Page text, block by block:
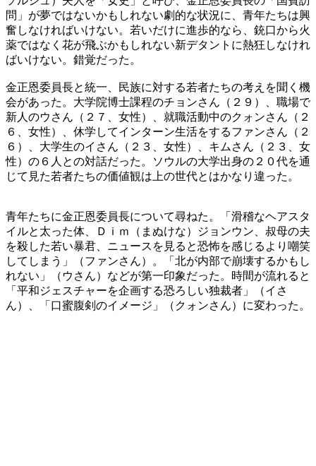
問」が夢ではないかもしれない劇的な状況に、青年たちは興
奮しなければいけない。若いだけに進歩的なら、銃口から火
薬ではなく花が飛ぶかもしれない新デタントに熱狂しなけれ
ばいけない。錯覚だった。
金正恩委員長と統一、民族に対する若者たちの考えを聞く機
会があった。大学院博士課程のチョンさん（２９）、職場で
新人のウさん（２７、女性）、就職活動中のクォンさん（２
６、女性）、休学してインターン生活をするファンさん（２
６）、大学生のイさん（２３、女性）、キムさん（２３、女
性）の６人との対話だった。ソウルの大学出身の２０代を通
じて見た若者たちの価値観は上の世代とはかなり違った。
青年たちに金正恩委員長について尋ねた。「滑稽なヘアスタ
イルと太った体、Ｄｉｍ（まぬけな）ジョンウン、叔母の夫
を殺した若い暴君、ニュースを見ると恐怖を感じるより嘲笑
してしまう」（ファンさん）。「北が内部で崩壊するかもし
れない」（ウさん）などが第一印象だった。時間が流れると
「平和ジェスチャーを企画する恐ろしい独裁者」（イさ
ん）、「口蜜腹剣のイメージ」（クォンさん）に変わった。